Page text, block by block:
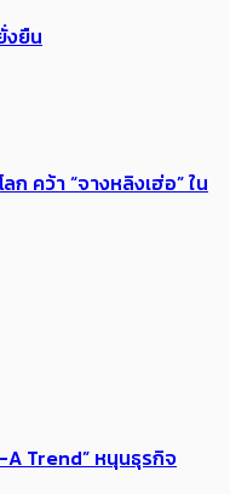
งยืน
คว้า “จางหลิงเฮ่อ” ใน
A Trend” หนุนธุรกิจ